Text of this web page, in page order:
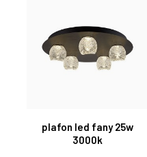
plafon led fany 25w
3000k